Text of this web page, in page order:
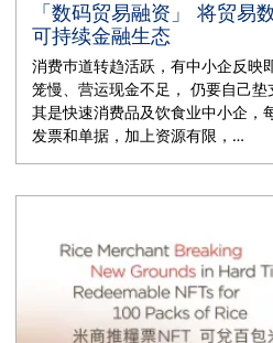
「数码贸易融资」 将贸易
可持续金融生态
消费巿道转趋活跃，有中小企反映
笼慢、营运现金不足， 仍要自己
其是快速消费品及饮食业中小企，
发票和单据，加上资源有限，…